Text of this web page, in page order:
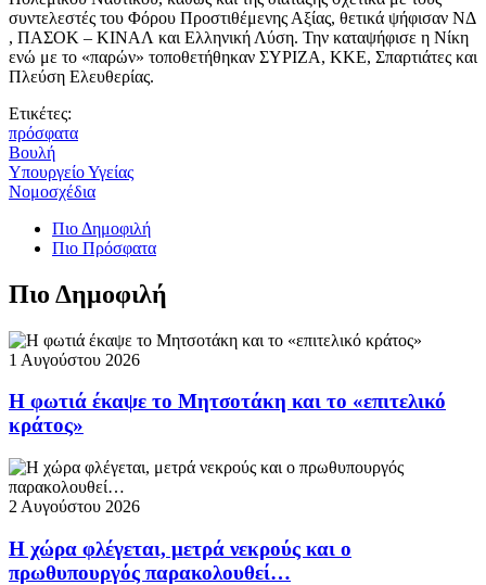
συντελεστές του Φόρου Προστιθέμενης Αξίας, θετικά ψήφισαν ΝΔ
, ΠΑΣΟΚ – ΚΙΝΑΛ και Ελληνική Λύση. Την καταψήφισε η Νίκη
ενώ με το «παρών» τοποθετήθηκαν ΣΥΡΙΖΑ, ΚΚΕ, Σπαρτιάτες και
Πλεύση Ελευθερίας.
Ετικέτες:
πρόσφατα
Βουλή
Υπουργείο Υγείας
Νομοσχέδια
Πιο Δημοφιλή
Πιο Πρόσφατα
Πιο Δημοφιλή
1 Αυγούστου 2026
Η φωτιά έκαψε το Μητσοτάκη και το «επιτελικό
κράτος»
2 Αυγούστου 2026
Η χώρα φλέγεται, μετρά νεκρούς και ο
πρωθυπουργός παρακολουθεί…